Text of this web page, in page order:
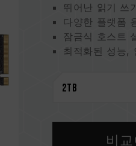
뛰어난 읽기 쓰
다양한 플랫폼
잠금식 호스트
최적화된 성능,
특허 그래핀 방
대만 발명특허
중국 실용 특
비